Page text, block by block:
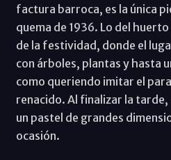
factura barroca, es la única
quema de 1936. Lo del
de la festividad, donde el
con árboles, plantas y hasta
como queriendo imitar el
renacido. Al finalizar la tarde,
un pastel de grandes
ocasión.